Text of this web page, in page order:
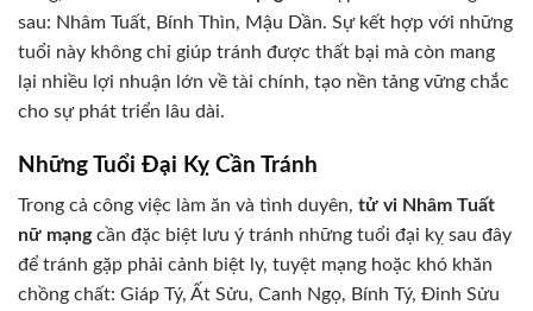
sau: Nhâm Tuất, Bính Thìn, Mậu Dần. Sự kết hợp với những
tuổi này không chỉ giúp tránh được thất bại mà còn mang
lại nhiều lợi nhuận lớn về tài chính, tạo nền tảng vững chắc
cho sự phát triển lâu dài.
Những Tuổi Đại Kỵ Cần Tránh
Trong cả công việc làm ăn và tình duyên, tử vi Nhâm Tuất
nữ mạngcần đặc biệt lưu ý tránh những tuổi đại kỵ sau đây
để tránh gặp phải cảnh biệt ly, tuyệt mạng hoặc khó khăn
chồng chất: Giáp Tý, Ất Sửu, Canh Ngọ, Bính Tý, Đinh Sửu